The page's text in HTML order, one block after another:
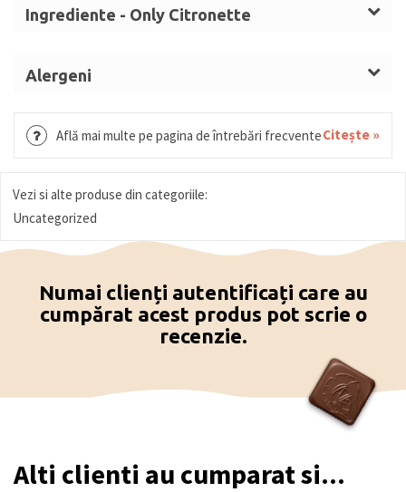
Ingrediente - Only Citronette
de cacao, sirop de glucoză-fructoză, unt de cacao,
neagră (minim 54% solide de cacao).
Alergeni
Află mai multe pe pagina de întrebări frecventeCitește »
Vezi si alte produse din categoriile:
Uncategorized
Numai clienți autentificați care au
cumpărat acest produs pot scrie o
recenzie.
Alti clienti au cumparat si...